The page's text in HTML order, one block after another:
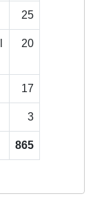
25
20
17
3
865